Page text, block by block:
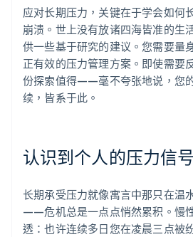
应对长期压力，关键在于学会如何
崩溃。世上没有放诸四海皆准的生
供一些基于研究的建议。您需要量
正有效的压力管理方案。即使需要
份探索值得——毫不夸张地说，您
续，皆系于此。
认识到个人的压力信号
长期承受压力就像寓言中那只在温
——危机总是一点点悄然累积。慢
透：也许连续多日您在凌晨三点被